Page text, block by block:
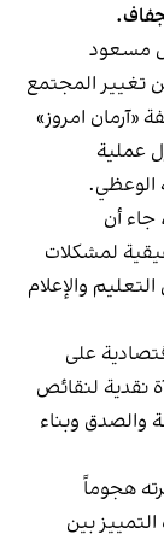
مسعود
تغيير المجتمع
«آرمان امروز»
عملية
الوعظي.
أن
لمشكلات
والإعلام
على
نقدية لنقائص
والصدق وبناء
هجوماً
بين